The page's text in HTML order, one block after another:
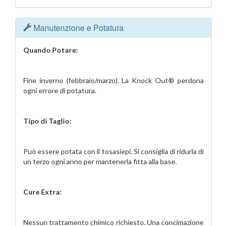
Manutenzione e Potatura
Quando Potare:
Fine inverno (febbraio/marzo). La Knock Out® perdona
ogni errore di potatura.
Tipo di Taglio:
Può essere potata con il tosasiepi. Si consiglia di ridurla di
un terzo ogni anno per mantenerla fitta alla base.
Cure Extra:
Nessun trattamento chimico richiesto. Una concimazione